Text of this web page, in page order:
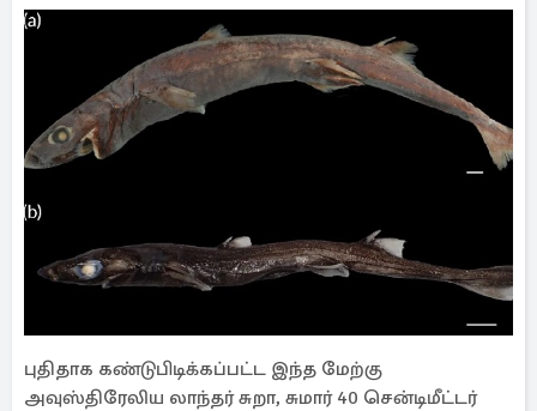
புதிதாக கண்டுபிடிக்கப்பட்ட இந்த மேற்கு
அவுஸ்திரேலிய லாந்தர் சுறா, சுமார் 40 சென்டிமீட்டர்